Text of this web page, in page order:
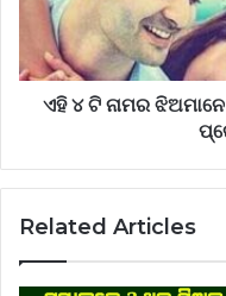
ଏହି ୪ ଟି ନାମର
Related Articles